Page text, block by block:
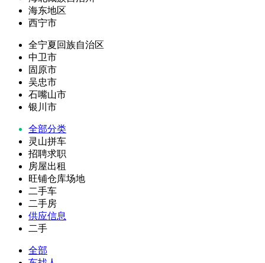
海东地区
西宁市
全宁夏回族自治区
中卫市
固原市
吴忠市
石嘴山市
银川市
全部分类
灵山拼车
招聘求职
房屋出租
旺铺仓库场地
二手车
二手房
供应信息
二手
全部